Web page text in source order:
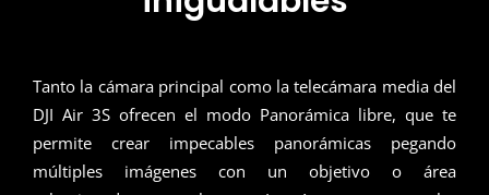
Tanto la cámara principal como la telecámara media del
DJI Air 3S ofrecen el modo Panorámica libre, que te
permite crear impecables panorámicas pegando
múltiples imágenes con un objetivo o área